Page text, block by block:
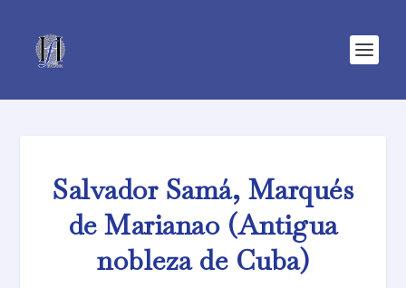
Salvador Samá, Marqués
de Marianao (Antigua
nobleza de Cuba)